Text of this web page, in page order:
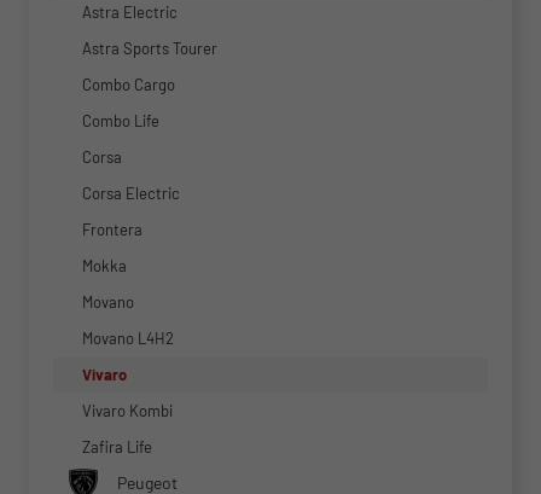
Astra Electric
Astra Sports Tourer
Combo Cargo
Combo Life
Corsa
Corsa Electric
Frontera
Mokka
Movano
Movano L4H2
Vivaro
Vivaro Kombi
Zafira Life
Peugeot